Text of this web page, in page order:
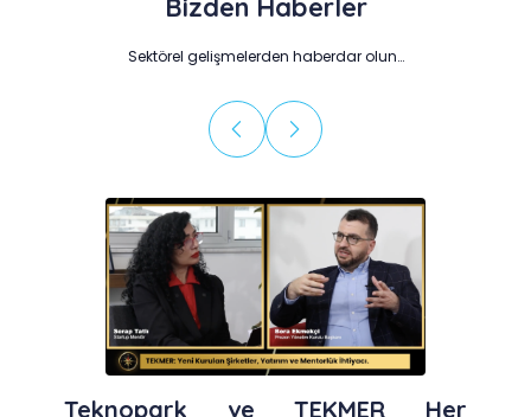
Bizden Haberler
Sektörel gelişmelerden haberdar olun…
Teknopark ve TEKMER Her